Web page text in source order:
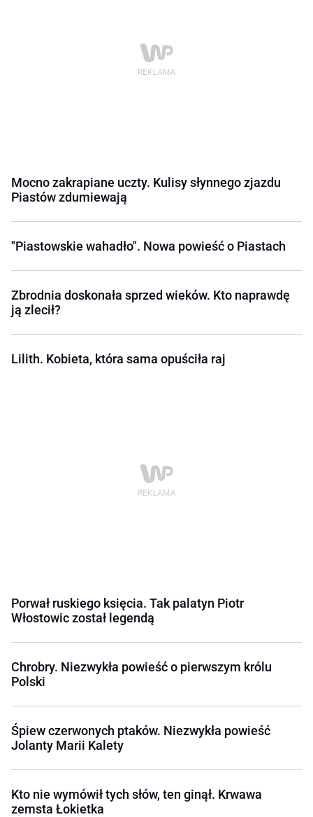
Mocno zakrapiane uczty. Kulisy słynnego zjazdu
Piastów zdumiewają
"Piastowskie wahadło". Nowa powieść o Piastach
Zbrodnia doskonała sprzed wieków. Kto naprawdę
ją zlecił?
Lilith. Kobieta, która sama opuściła raj
Porwał ruskiego księcia. Tak palatyn Piotr
Włostowic został legendą
Chrobry. Niezwykła powieść o pierwszym królu
Polski
Śpiew czerwonych ptaków. Niezwykła powieść
Jolanty Marii Kalety
Kto nie wymówił tych słów, ten ginął. Krwawa
zemsta Łokietka